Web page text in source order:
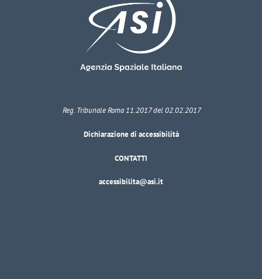
Reg. Tribunale Roma 11.2017 del 02.02.2017
Dichiarazione di accessibilità
CONTATTI
accessibilita@asi.it